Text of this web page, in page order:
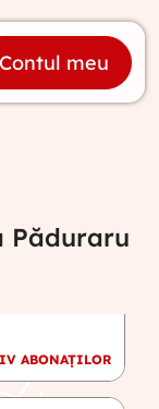
Contul meu
Păduraru
și
Dr. Livia
VIDEO FREE
VIDEO FREE
ABONAȚILOR